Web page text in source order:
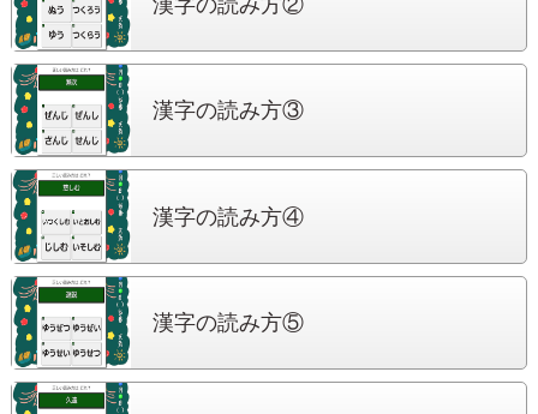
漢字の読み方②
漢字の読み方③
漢字の読み方④
漢字の読み方⑤